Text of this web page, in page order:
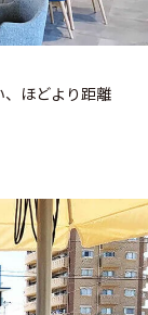
ほどより距離